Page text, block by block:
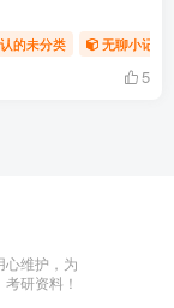
的未分类 无聊小记
5
心维护，为
研资料！